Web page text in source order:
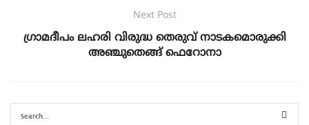
Next Post
ഗ്രാമദീപം ലഹരി വിരുദ്ധ തെരുവ് നാടകമൊരുക്കി
അഞ്ചുതെങ്ങ് ഫെറോനാ